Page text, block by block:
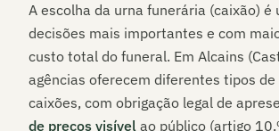
A escolha da urna funerária (caixão) é
decisões mais importantes e com
custo total do funeral. Em Alcains
agências oferecem diferentes tipos de
caixões, com obrigação legal de
de preços visível ao público (artigo